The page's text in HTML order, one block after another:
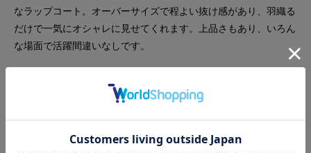
なラップコート。オーバーサイズで程よい抜け感があり、羽織る
だけで一気にオシャレに見せてくれます。上品さもあり、いろん
な場面で活躍間違いなしです。
#ニット
#雑誌掲載 #ウール